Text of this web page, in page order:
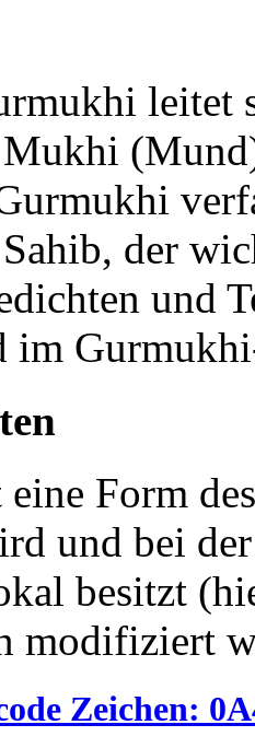
leitet
der
und
im
Form
und bei
besitzt
modifiziert
Zeichen: